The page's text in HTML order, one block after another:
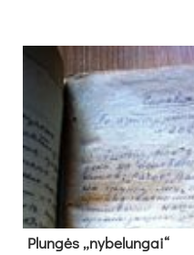
Plun­gės „ny­be­lun­gai“